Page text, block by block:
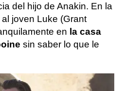
del hijo de Anakin. En la
joven Luke (Grant
en la casa
sin saber lo que le